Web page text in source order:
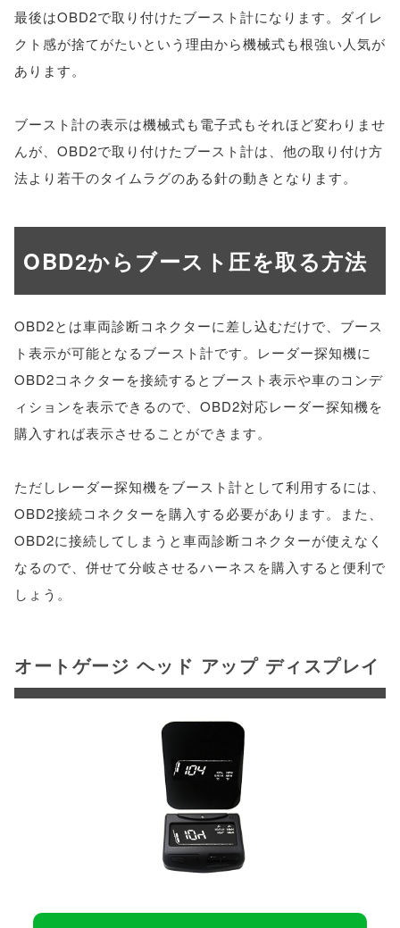
最後はOBD2で取り付けたブースト計になります。ダイレ
クト感が捨てがたいという理由から機械式も根強い人気が
あります。
ブースト計の表示は機械式も電子式もそれほど変わりませ
んが、OBD2で取り付けたブースト計は、他の取り付け方
法より若干のタイムラグのある針の動きとなります。
OBD2からブースト圧を取る方法
OBD2とは車両診断コネクターに差し込むだけで、ブース
ト表示が可能となるブースト計です。レーダー探知機に
OBD2コネクターを接続するとブースト表示や車のコンデ
ィションを表示できるので、OBD2対応レーダー探知機を
購入すれば表示させることができます。
ただしレーダー探知機をブースト計として利用するには、
OBD2接続コネクターを購入する必要があります。また、
OBD2に接続してしまうと車両診断コネクターが使えなく
なるので、併せて分岐させるハーネスを購入すると便利で
しょう。
オートゲージ ヘッド アップ ディスプレイ